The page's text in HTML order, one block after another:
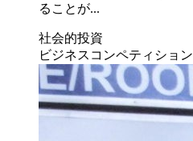
ることが...
社会的投資
ビジネスコンペティション